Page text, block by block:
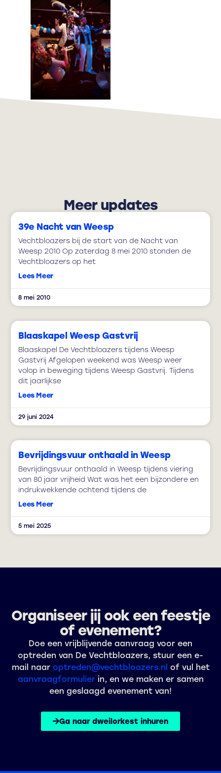
Meer updates
39e Nacht van Weesp
Vechtbloazers bij de start van de Nacht van
Weesp 2010 Op zaterdag 8 mei 2010 stonden de
Vechtbloazers op het
Lees Meer
8 mei 2010
Blaaskapel Weesp Gastvrij
Blaaskapel De Vechtbloazers tijdens Weesp
Gastvrij Afgelopen weekend was Weesp weer
volop in beweging tijdens Weesp Gastvrij. Tijdens
dit jaarlijkse
Lees Meer
29 juni 2024
Bevrijdingsvuur onthaald in Weesp
Bevrijdingsvuur onthaald in Weesp tijdens viering
van 80 jaar vrijheid Wat was het een bijzondere en
indrukwekkende ochtend tijdens de
Lees Meer
5 mei 2025
Organiseer jij ook een feestje
of evenement?
Doe een vrijblijvende aanvraag voor een
optreden van De Vechtbloazers, stuur een e-
mail naar optreden@vechtbloazers.nl of vul het
aanvraagformulierin, en we maken er samen
een geslaagd evenement van!
Ga naar dweilorkest inhuren